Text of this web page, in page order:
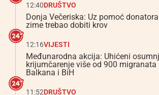
12:40DRUŠTVO
Donja Večeriska: Uz pomoć
zime trebao dobiti krov
12:16VIJESTI
Međunarodna akcija: Uhićeni
krijumčarenje više od 900 migranata
Balkana i BiH
11:52DRUŠTVO